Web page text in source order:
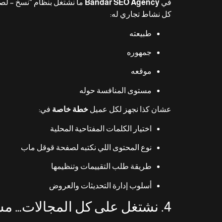
في Bandar SEO Agency ما نشتغل بنظام “نسخ –
كل نشاط تجاري له:
طبيعته
جمهوره
موقعه
مستوى المنافسة حوله
عشان كذا نجهز لكل عميل خطة خاصة في:
اختيار الكلمات المفتاحية المحلية
نوع المحتوى اللي نكتبه لصفحة قوقل ماب
طريقة طلب التقييمات وتنظيمها
أسلوب إدارة التحديثات والعروض
4. نشتغل على كل المجالات… مش مجال واحد فقط